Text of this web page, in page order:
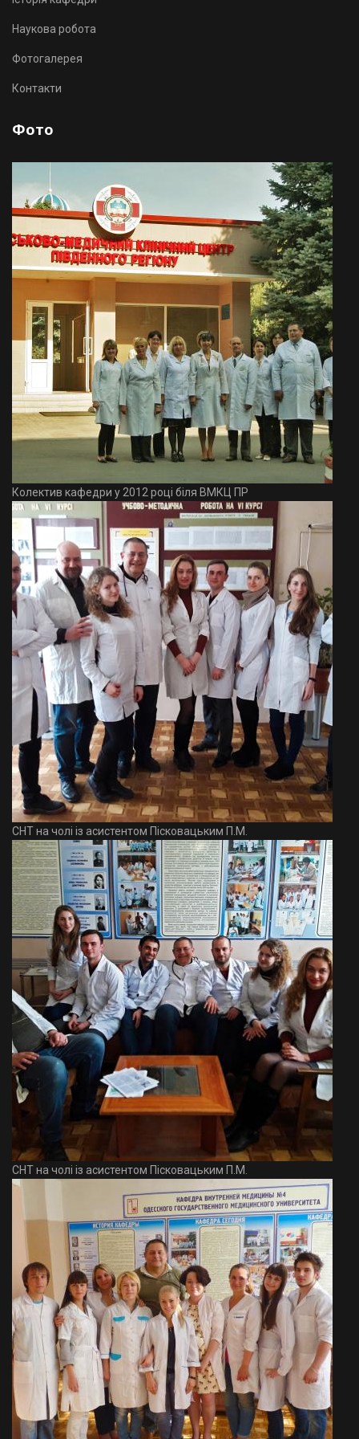
Наукова робота
Фотогалерея
Контакти
Фото
Колектив кафедри у 2012 році біля ВМКЦ ПР
СНТ на чолі із асистентом Пісковацьким П.М.
СНТ на чолі із асистентом Пісковацьким П.М.